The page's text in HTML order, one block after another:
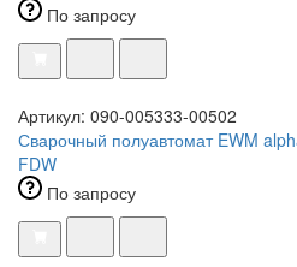
По запросу
Артикул: 090-005333-00502
Сварочный полуавтомат EWM
FDW
По запросу